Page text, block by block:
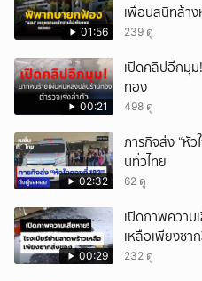
01:56
เพื่อนสนิทล้า
239 ดู
00:21
เปิดคลิปอีกมุ
ทอง
498 ดู
02:32
ภารกิจส่ง “หั
นทั่วไทย
62 ดู
00:29
เปิดภาพความ
เหลือเพียงซา
232 ดู